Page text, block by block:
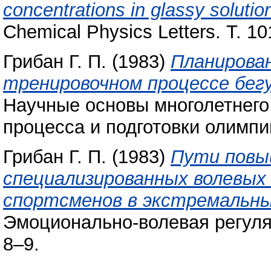
concentrations in glassy
Chemical Physics Letters. Т.
Грибан Г. П. (1983)
тренировочном процессе
Научные основы
процесса и подготовки
Грибан Г. П. (1983) Пути
специализированных
спортсменов в
Эмоционально-волевая
8–9.